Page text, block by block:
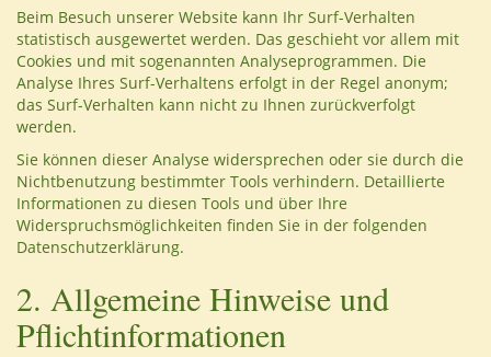
Beim Besuch unserer Website kann Ihr Surf-Verhalten
statistisch ausgewertet werden. Das geschieht vor allem mit
Cookies und mit sogenannten Analyseprogrammen. Die
Analyse Ihres Surf-Verhaltens erfolgt in der Regel anonym;
das Surf-Verhalten kann nicht zu Ihnen zurückverfolgt
werden.
Sie können dieser Analyse widersprechen oder sie durch die
Nichtbenutzung bestimmter Tools verhindern. Detaillierte
Informationen zu diesen Tools und über Ihre
Widerspruchsmöglichkeiten finden Sie in der folgenden
Datenschutzerklärung.
2. Allgemeine Hinweise und
Pflichtinformationen